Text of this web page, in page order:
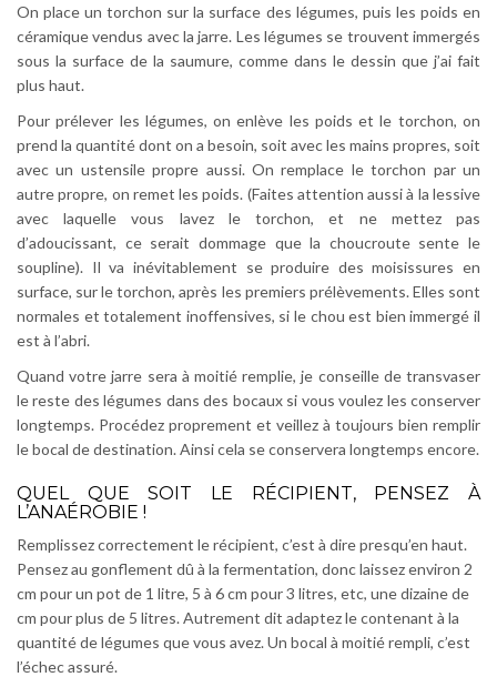
On place un torchon sur la surface des légumes, puis les poids en
céramique vendus avec la jarre. Les légumes se trouvent immergés
sous la surface de la saumure, comme dans le dessin que j’ai fait
plus haut.
Pour prélever les légumes, on enlève les poids et le torchon, on
prend la quantité dont on a besoin, soit avec les mains propres, soit
avec un ustensile propre aussi. On remplace le torchon par un
autre propre, on remet les poids. (Faites attention aussi à la lessive
avec laquelle vous lavez le torchon, et ne mettez pas
d’adoucissant, ce serait dommage que la choucroute sente le
soupline). Il va inévitablement se produire des moisissures en
surface, sur le torchon, après les premiers prélèvements. Elles sont
normales et totalement inoffensives, si le chou est bien immergé il
est à l’abri.
Quand votre jarre sera à moitié remplie, je conseille de transvaser
le reste des légumes dans des bocaux si vous voulez les conserver
longtemps. Procédez proprement et veillez à toujours bien remplir
le bocal de destination. Ainsi cela se conservera longtemps encore.
QUEL QUE SOIT LE RÉCIPIENT, PENSEZ À
L’ANAÉROBIE !
Remplissez correctement le récipient, c’est à dire presqu’en haut.
Pensez au gonflement dû à la fermentation, donc laissez environ 2
cm pour un pot de 1 litre, 5 à 6 cm pour 3 litres, etc, une dizaine de
cm pour plus de 5 litres. Autrement dit adaptez le contenant à la
quantité de légumes que vous avez. Un bocal à moitié rempli, c’est
l’échec assuré.